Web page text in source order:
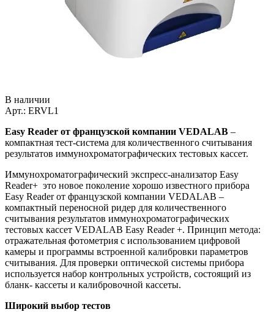
В наличии
Арт.: ERVL1
Easy Reader от французской компании VEDALAB –
компактная тест-система для количественного считывания
результатов иммунохроматографических тестовых кассет.
Иммунохроматографический экспресс-анализатор Easy
Reader+ это новое поколение хорошо известного прибора
Easy Reader от французской компании VEDALAB –
компактный переносной ридер для количественного
считывания результатов иммунохроматографических
тестовых кассет VEDALAB Easy Reader +. Принцип метода:
отражательная фотометрия с использованием цифровой
камеры и программы встроенной калибровки параметров
считывания. Для проверки оптической системы прибора
используется набор контрольных устройств, состоящий из
бланк- кассеты и калибровочной кассеты.
Широкий выбор тестов